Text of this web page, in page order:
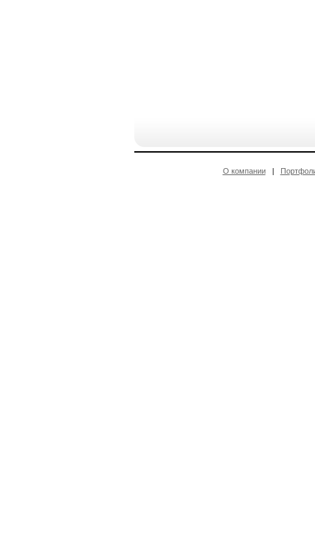
О компании|